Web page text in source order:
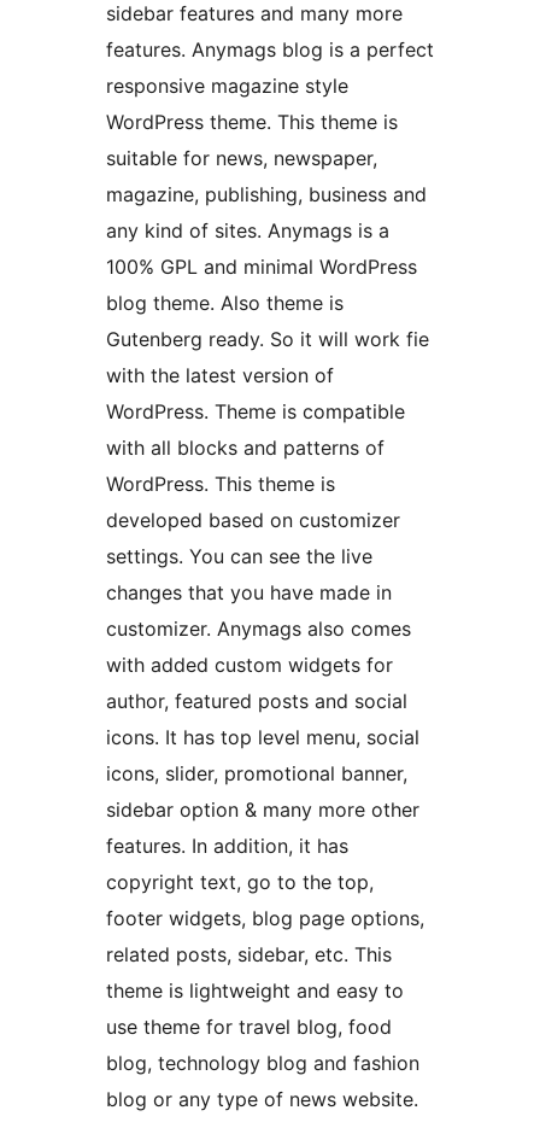
sidebar features and many more
features. Anymags blog is a perfect
responsive magazine style
WordPress theme. This theme is
suitable for news, newspaper,
magazine, publishing, business and
any kind of sites. Anymags is a
100% GPL and minimal WordPress
blog theme. Also theme is
Gutenberg ready. So it will work fie
with the latest version of
WordPress. Theme is compatible
with all blocks and patterns of
WordPress. This theme is
developed based on customizer
settings. You can see the live
changes that you have made in
customizer. Anymags also comes
with added custom widgets for
author, featured posts and social
icons. It has top level menu, social
icons, slider, promotional banner,
sidebar option & many more other
features. In addition, it has
copyright text, go to the top,
footer widgets, blog page options,
related posts, sidebar, etc. This
theme is lightweight and easy to
use theme for travel blog, food
blog, technology blog and fashion
blog or any type of news website.